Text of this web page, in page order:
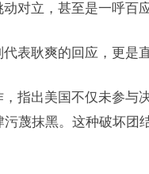
对立，甚至是一呼百
表耿爽的回应，更是
指出美国不仅未参与
蔑抹黑。这种破坏团